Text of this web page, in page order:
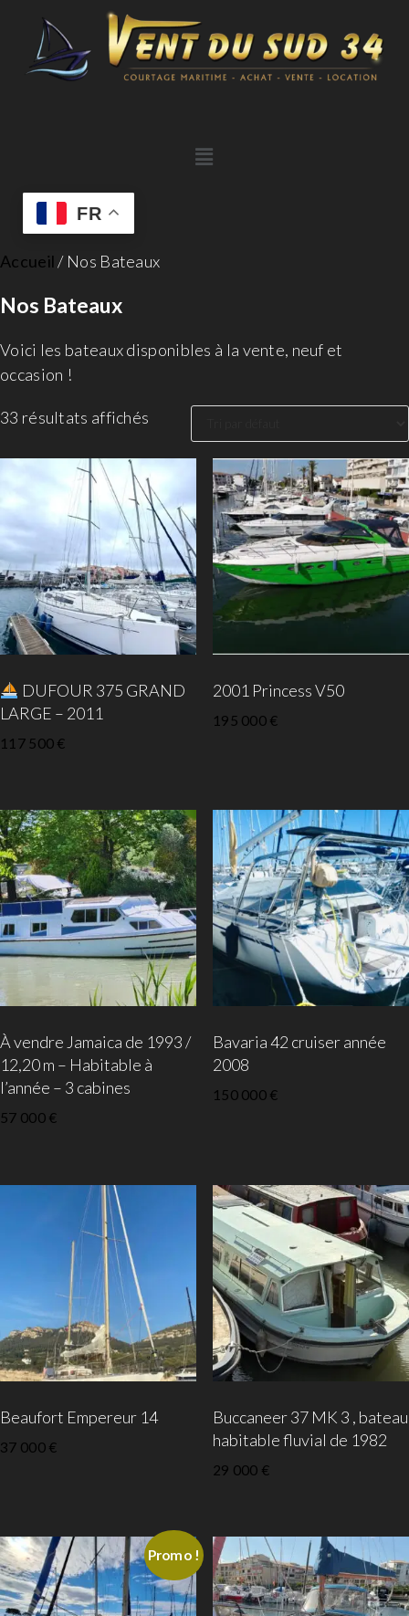
FR
Accueil / Nos Bateaux
Nos Bateaux
Voici les bateaux disponibles à la vente, neuf et
occasion !
33 résultats affichés
DUFOUR 375 GRAND
LARGE – 2011
117 500 €
2001 Princess V50
195 000 €
À vendre Jamaica de 1993 /
12,20 m – Habitable à
l’année – 3 cabines
57 000 €
Bavaria 42 cruiser année
2008
150 000 €
Beaufort Empereur 14
37 000 €
Buccaneer 37 MK 3 , bateau
habitable fluvial de 1982
29 000 €
Promo !